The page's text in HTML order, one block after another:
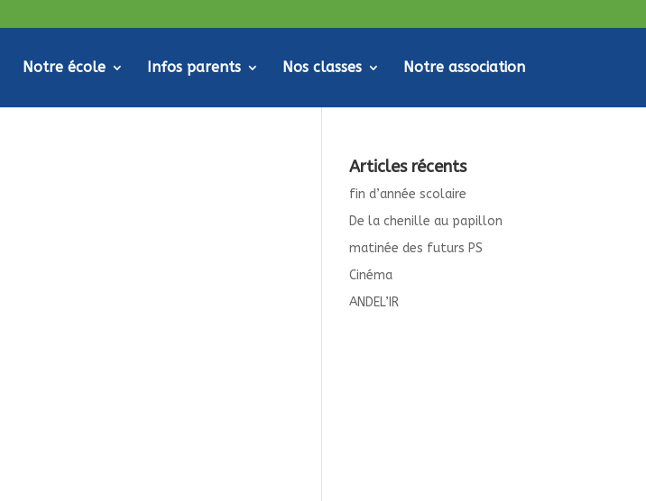
Notre école Infos parents Nos classes Notre association
Articles récents
fin d’année scolaire
De la chenille au papillon
matinée des futurs PS
Cinéma
ANDEL’IR